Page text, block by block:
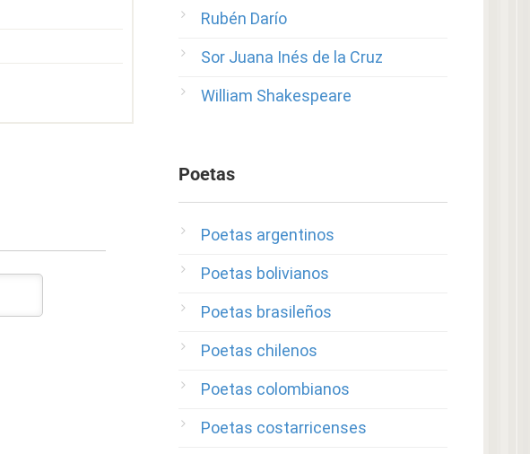
Rubén Darío
Sor Juana Inés de la Cruz
William Shakespeare
Poetas
Poetas argentinos
Poetas bolivianos
Poetas brasileños
Poetas chilenos
Poetas colombianos
Poetas costarricenses